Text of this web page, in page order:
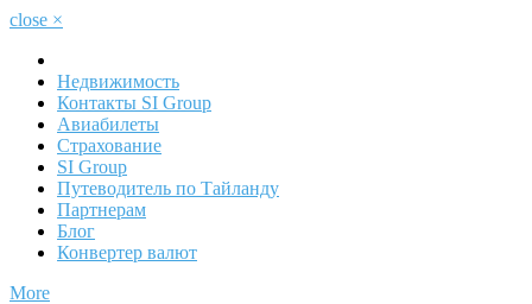
close ×
Недвижимость
Контакты SI Group
Авиабилеты
Страхование
SI Group
Путеводитель по Тайланду
Партнерам
Блог
Конвертер валют
More